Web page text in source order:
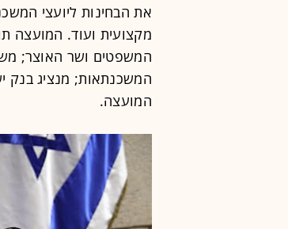
את הבחינות ליועצי
מקצועית ועוד. המועצה
המשפטים ושר האוצר;
המשכנתאות; מנציג בנק
המועצה.